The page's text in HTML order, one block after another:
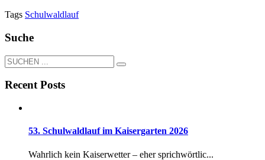
Tags Schulwaldlauf
Suche
Recent Posts
53. Schulwaldlauf im Kaisergarten 2026
Wahrlich kein Kaiserwetter – eher sprichwörtlic...